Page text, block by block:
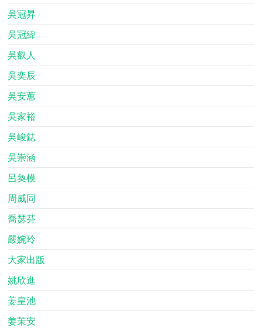
吳冠昇
吳冠緯
吳叡人
吳奕辰
吳安蕙
吳家裕
吳峻鋕
吳崇涵
呂奐模
周威同
喬瑟芬
嚴婉玲
大家出版
姚欣進
姜皇池
姜茉安